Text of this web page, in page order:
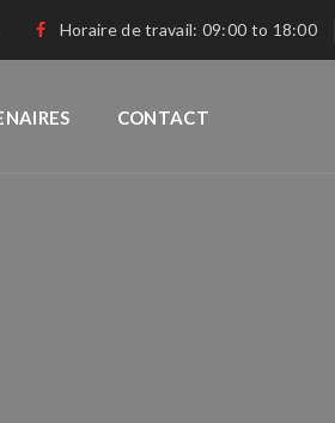
Horaire de travail: 09:00 to 18:00
CONTACT